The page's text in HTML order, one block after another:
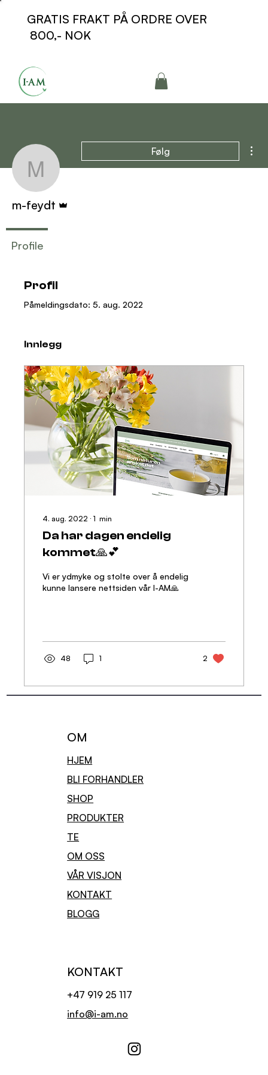
GRATIS FRAKT PÅ ORDRE OVER
800,- NOK
Profil
Påmeldingsdato: 5. aug. 2022
Innlegg
4. aug. 2022 ∙ 1 min
Da har dagen endelig
kommet🙏💕
Vi er ydmyke og stolte over å endelig
kunne lansere nettsiden vår I-AM🙏
48 1 2
OM
HJEM
BLI FORHANDLER
SHOP
PRODUKTER
TE
OM OSS
VÅR VISJON
KONTAKT
BLOGG
KONTAKT
+47 919 25 117
info@i-am.no
m-feydt
Følg
m-feydt
Profile